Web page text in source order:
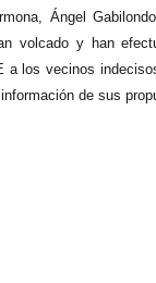
Ángel
volcado y han
a los vecinos
de sus